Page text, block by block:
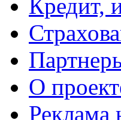
Кредит,
O
Реклама